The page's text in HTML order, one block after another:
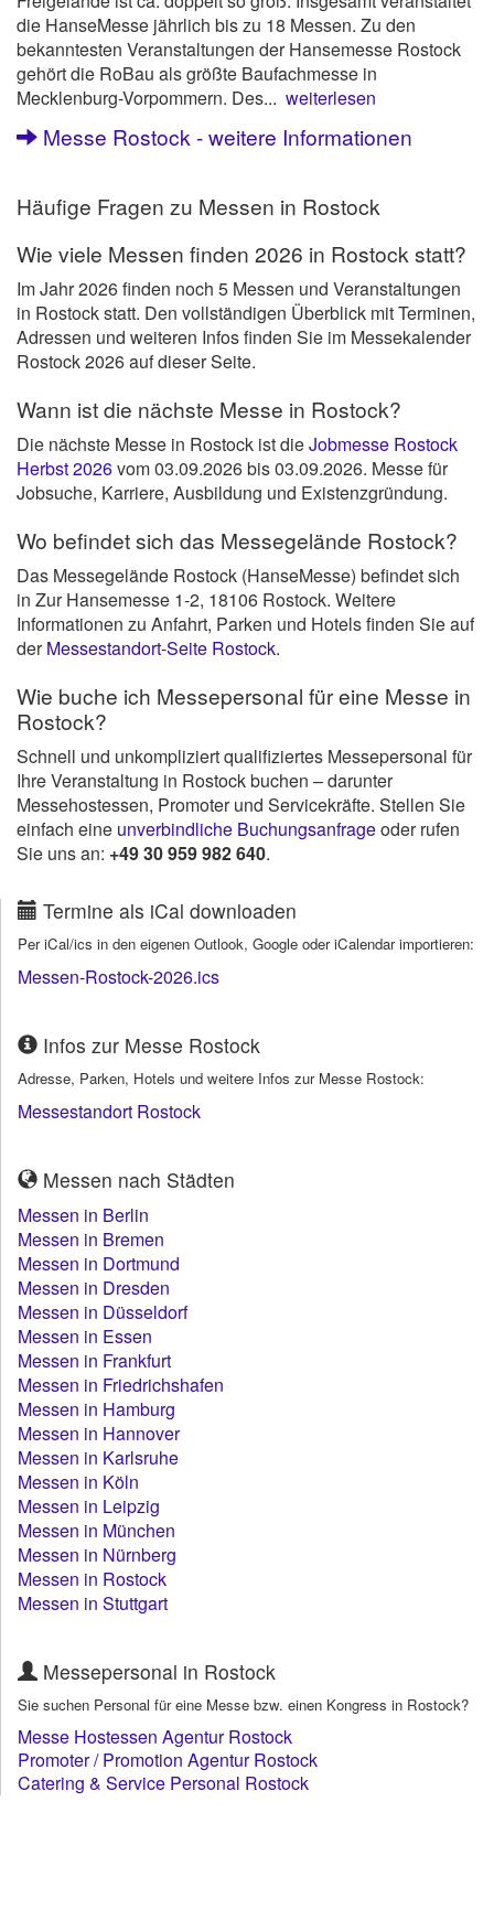
die HanseMesse jährlich bis zu 18 Messen. Zu den
bekanntesten Veranstaltungen der Hansemesse Rostock
gehört die RoBau als größte Baufachmesse in
Mecklenburg-Vorpommern. Des... weiterlesen
Messe Rostock - weitere Informationen
Häufige Fragen zu Messen in Rostock
Wie viele Messen finden 2026 in Rostock statt?
Im Jahr 2026 finden noch 5 Messen und Veranstaltungen
in Rostock statt. Den vollständigen Überblick mit Terminen,
Adressen und weiteren Infos finden Sie im Messekalender
Rostock 2026 auf dieser Seite.
Wann ist die nächste Messe in Rostock?
Die nächste Messe in Rostock ist dieJobmesse Rostock
Herbst 2026vom 03.09.2026 bis 03.09.2026. Messe für
Jobsuche, Karriere, Ausbildung und Existenzgründung.
Wo befindet sich das Messegelände Rostock?
Das Messegelände Rostock (HanseMesse) befindet sich
in Zur Hansemesse 1-2, 18106 Rostock. Weitere
Informationen zu Anfahrt, Parken und Hotels finden Sie auf
derMessestandort-Seite Rostock.
Wie buche ich Messepersonal für eine Messe in
Rostock?
Schnell und unkompliziert qualifiziertes Messepersonal für
Ihre Veranstaltung in Rostock buchen – darunter
Messehostessen, Promoter und Servicekräfte. Stellen Sie
einfach eine unverbindliche Buchungsanfrageoder rufen
Sie uns an: +49 30 959 982 640.
Termine als iCal downloaden
Per iCal/ics in den eigenen Outlook, Google oder iCalendar importieren:
Messen-Rostock-2026.ics
Infos zur Messe Rostock
Adresse, Parken, Hotels und weitere Infos zur Messe Rostock:
Messestandort Rostock
Messen nach Städten
Messen in Berlin
Messen in Bremen
Messen in Dortmund
Messen in Dresden
Messen in Düsseldorf
Messen in Essen
Messen in Frankfurt
Messen in Friedrichshafen
Messen in Hamburg
Messen in Hannover
Messen in Karlsruhe
Messen in Köln
Messen in Leipzig
Messen in München
Messen in Nürnberg
Messen in Rostock
Messen in Stuttgart
Messepersonal in Rostock
Sie suchen Personal für eine Messe bzw. einen Kongress in Rostock?
Messe Hostessen Agentur Rostock
Promoter / Promotion Agentur Rostock
Catering & Service Personal Rostock